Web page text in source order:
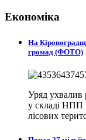
Економіка
На
громад (ФОТО)
Уряд ухвалив
у складі НПП
лісових